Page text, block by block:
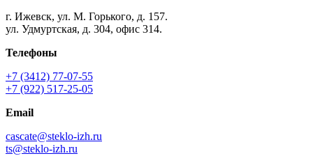
г. Ижевск, ул. М. Горького, д. 157.
ул. Удмуртская, д. 304, офис 314.
Телефоны
+7 (3412) 77-07-55
+7 (922) 517-25-05
Email
cascate@steklo-izh.ru
ts@steklo-izh.ru